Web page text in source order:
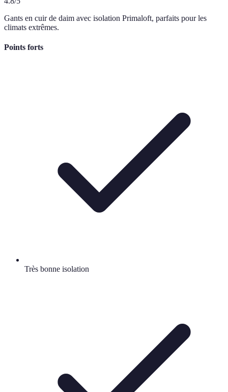
Gants en cuir de daim avec isolation Primaloft, parfaits pour les
climats extrêmes.
Points forts
Très bonne isolation